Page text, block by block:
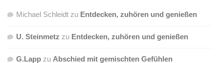
Michael Schleidt zu Entdecken, zuhören und genießen
U. Steinmetz zu Entdecken, zuhören und genießen
G.Lapp zu Abschied mit gemischten Gefühlen